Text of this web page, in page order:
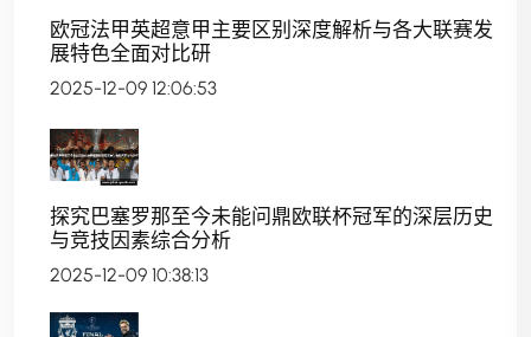
欧冠法甲英超意甲主要区别深度解析与各大联赛发
展特色全面对比研
2025-12-09 12:06:53
探究巴塞罗那至今未能问鼎欧联杯冠军的深层历史
与竞技因素综合分析
2025-12-09 10:38:13